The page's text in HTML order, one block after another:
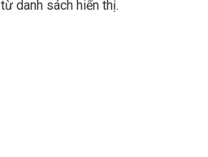
từ danh sách hiển thị.